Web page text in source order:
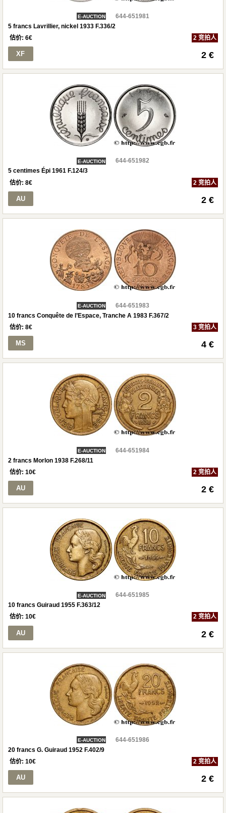
E-AUCTION
644-651981
5 francs Lavrillier, nickel 1933 F.336/2
估价: 6€ 2 竞拍人
XF 2 €
E-AUCTION
644-651982
5 centimes Épi 1961 F.124/3
估价: 8€ 2 竞拍人
AU 2 €
E-AUCTION
644-651983
10 francs Conquête de l’Espace, Tranche A 1983 F.367/2
估价: 8€ 3 竞拍人
MS 4 €
E-AUCTION
644-651984
2 francs Morlon 1938 F.268/11
估价: 10€ 2 竞拍人
AU 2 €
E-AUCTION
644-651985
10 francs Guiraud 1955 F.363/12
估价: 10€ 2 竞拍人
AU 2 €
E-AUCTION
644-651986
20 francs G. Guiraud 1952 F.402/9
估价: 10€ 2 竞拍人
AU 2 €